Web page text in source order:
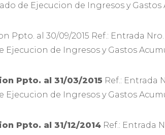
de Ejecucion de Ingresos y Gastos
Ppto. al 30/09/2015 Ref.: Entrada Nro.
Ejecucion de Ingresos y Gastos
Ppto. al 31/03/2015 Ref.: Entrada
Ejecucion de Ingresos y Gastos
Ppto. al 31/12/2014 Ref.: Entrada